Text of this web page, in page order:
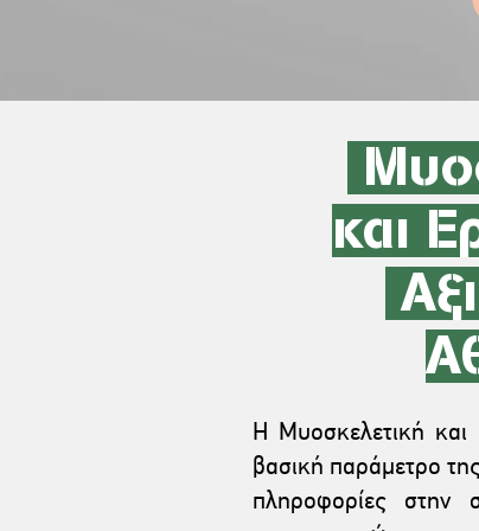
και
Η Μυοσκελετική και
βασική παράμετρο
πληροφορίες στην